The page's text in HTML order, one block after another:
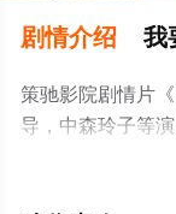
剧情介绍 我
策驰影院剧情片
导，中森玲子等
高清无删减完整